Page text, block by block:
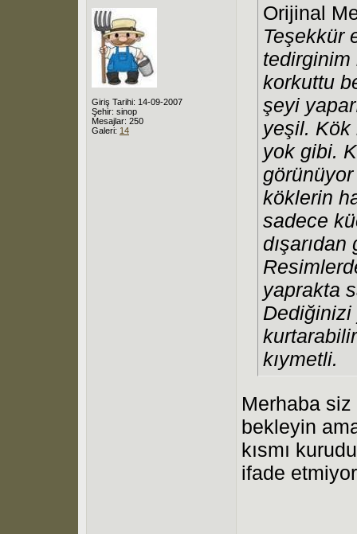
Giriş Tarihi: 14-09-2007
Şehir: sinop
Mesajlar: 250
Galeri: 14
Orijinal
Teşekkür
tedirginim
korkuttu
şeyi
yeşil. Kök
yok gibi.
köklerin
sadece
yaprakta
Dediğinizi
kıymetli.
Merhaba
bekleyin
kısmı
ifade